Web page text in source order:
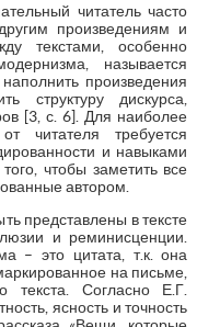
читатель часто
произведениям и
текстами, особенно
называется
произведения
структуру дискурса,
[3, с. 6]. Для наиболее
читателя требуется
и навыками
чтобы заметить все
автором.
представлены в тексте
и реминисценции.
– это цитата, т.к. она
на письме,
текста. Согласно Е.Г.
ясность и точность